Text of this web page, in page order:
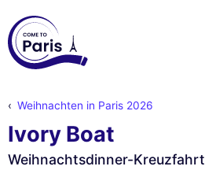
Weihnachten in Paris 2026
Ivory Boat
Weihnachtsdinner-Kreuzfahrt